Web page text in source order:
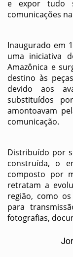
e expor tudo
comunicações
Inaugurado em
uma iniciativa
Amazônica e
destino às
devido aos
substituídos
amontoavam
comunicação.
Distribuído por
construída, o
composto por
retratam a
região, como
para
fotografias,